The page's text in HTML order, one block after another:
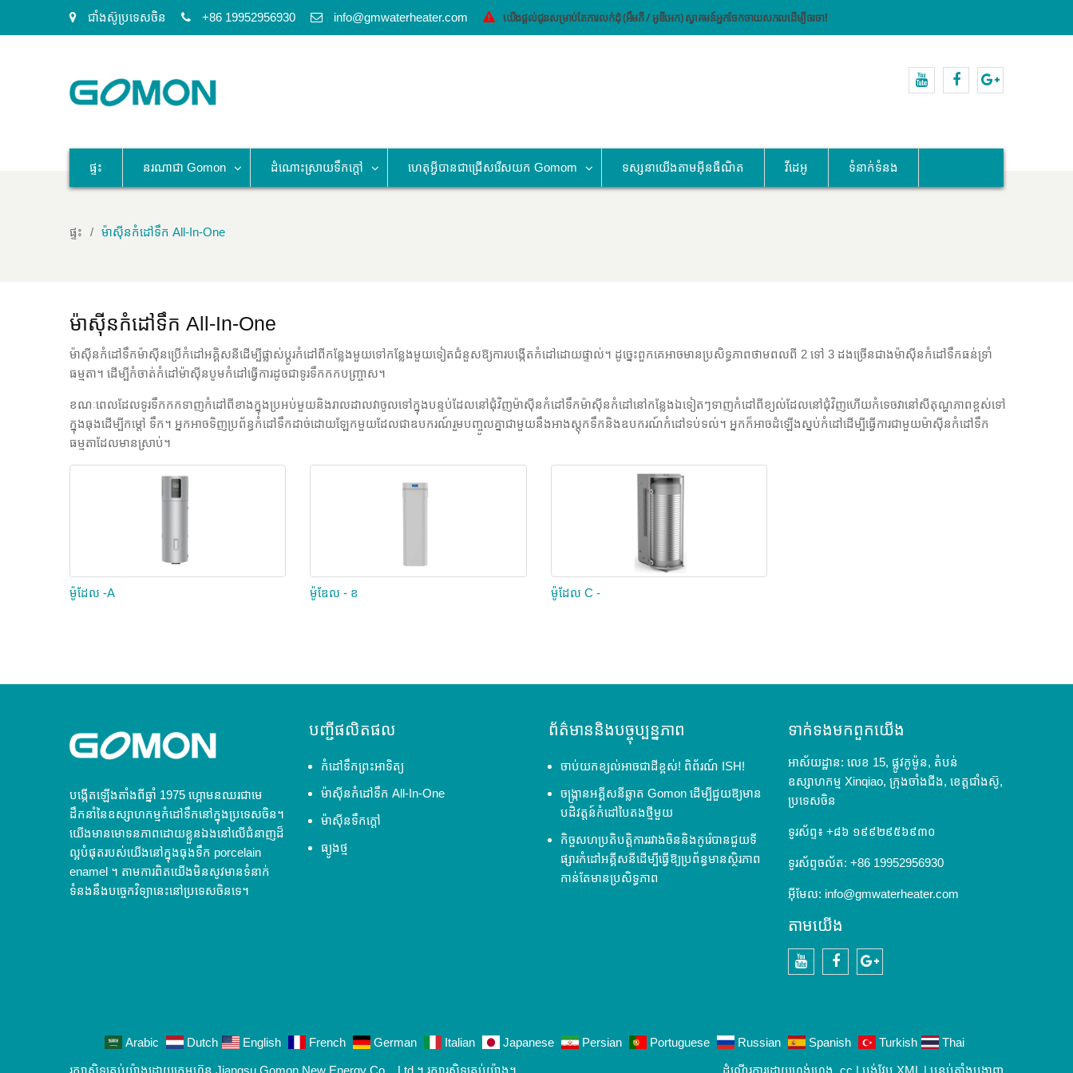
ជាំងស៊ូប្រទេសចិន +86 19952956930 info@gmwaterheater.com យើងផ្តល់ជូនសម្រាប់តែការលក់ដុំ (អឹមភី / អូឌីអេក) ស្វាគមន៍អ្នកចែកចាយសកលដើម្បីចរចា!
ផ្ទះ នរណាជា Gomon ដំណោះស្រាយទឹកក្តៅ ហេតុអ្វីបានជាជ្រើសរើសយក Gomom ទស្សនាយើងតាមអ៊ីនធឺណិត វីដេអូ ទំនាក់ទំនង
ផ្ទះ ម៉ាស៊ីនកំដៅទឹក All-In-One
ម៉ាស៊ីនកំដៅទឹក All-In-One
ម៉ាស៊ីនកំដៅទឹកម៉ាស៊ីនប្រើកំដៅអគ្គិសនីដើម្បីផ្លាស់ប្តូរកំដៅពីកន្លែងមួយទៅកន្លែងមួយទៀតជំនួសឱ្យការបង្កើតកំដៅដោយផ្ទាល់។ ដូច្នេះពួកគេអាចមានប្រសិទ្ធភាពថាមពលពី 2 ទៅ 3 ដងច្រើនជាងម៉ាស៊ីនកំដៅទឹកធន់ទ្រាំ
ធម្មតា។ ដើម្បីកំចាត់កំដៅម៉ាស៊ីនបូមកំដៅធ្វើការដូចជាទូរទឹកកកបញ្ច្រាស។
ខណៈពេលដែលទូរទឹកកកទាញកំដៅពីខាងក្នុងប្រអប់មួយនិងរាលដាលវាចូលទៅក្នុងបន្ទប់ដែលនៅជុំវិញម៉ាស៊ីនកំដៅទឹកម៉ាស៊ីនកំដៅនៅកន្លែងឯទៀតៗទាញកំដៅពីខ្យល់ដែលនៅជុំវិញហើយកំទេចវានៅសីតុណ្ហភាពខ្ពស់ទៅ
ក្នុងធុងដើម្បីកម្តៅ ទឹក។ អ្នកអាចទិញប្រព័ន្ធកំដៅទឹកដាច់ដោយឡែកមួយដែលជាឧបករណ៍រួមបញ្ចូលគ្នាជាមួយនឹងអាងស្តុកទឹកនិងឧបករណ៍កំដៅទប់ទល់។ អ្នកក៏អាចដំឡើងស្នប់កំដៅដើម្បីធ្វើការជាមួយម៉ាស៊ីនកំដៅទឹក
ធម្មតាដែលមានស្រាប់។
ម៉ូដែល -A ម៉ូឌែល - ខ ម៉ូដែល C -
បង្កើតឡើងតាំងពីឆ្នាំ 1975 ហ្គោមនឈរជាមេ
ដឹកនាំនៃឧស្សាហកម្មកំដៅទឹកនៅក្នុងប្រទេសចិន។
យើងមានមោទនភាពដោយខ្លួនឯងនៅលើជំនាញដ៏
ល្អបំផុតរបស់យើងនៅក្នុងធុងទឹក porcelain
enamel ។ តាមការពិតយើងមិនសូវមានទំនាក់
ទំនងនឹងបច្ចេកវិទ្យានេះនៅប្រទេសចិនទេ។
បញ្ជីផលិតផល
កំដៅទឹកព្រះអាទិត្យ
ម៉ាស៊ីនកំដៅទឹក All-In-One
ម៉ាស៊ីនទឹកក្តៅ
ធ្យូងថ្ម
ព័ត៌មាននិងបច្ចុប្បន្នភាព
ចាប់យកខ្យល់អាចជាដីខ្ពស់! ពិព័រណ៍ ISH!
ចង្ក្រានអគ្គីសនីឆ្លាត Gomon ដើម្បីជួយឱ្យមាន
បដិវត្តន៍កំដៅបៃតងថ្មីមួយ
កិច្ចសហប្រតិបត្តិការរវាងចិននិងកូរ៉េបានជួយទី
ផ្សារកំដៅអគ្គីសនីដើម្បីធ្វើឱ្យប្រព័ន្ធមានស្ថិរភាព
កាន់តែមានប្រសិទ្ធភាព
ទាក់ទង​មក​ពួក​យើង
អាស័យដ្ឋាន: លេខ 15, ផ្លូវកូម៉ូន, តំបន់
ឧស្សាហកម្ម Xinqiao, ក្រុងចាំងជីង, ខេត្តជាំងស៊ូ,
ប្រទេសចិន
ទូរស័ព្ទ៖ +៨៦ ១៩៩២៩៥៦៩៣០
ទូរស័ព្ទចល័ត: +86 19952956930
អ៊ីមែល: info@gmwaterheater.com
តាម​យើង
Arabic Dutch English French German Italian Japanese Persian Portuguese Russian Spanish Turkish Thai
រក្សាសិទ្ធគ្រប់យ៉ាងដោយក្រុមហ៊ុន Jiangsu Gomon New Energy Co. , Ltd ។ រក្សា​រ​សិទ្ធ​គ្រប់យ៉ាង។ ដំណើរការដោយហង់ហេង .cc | ប្លង់វែប XML | បន្ទប់តាំងបង្ហាញ